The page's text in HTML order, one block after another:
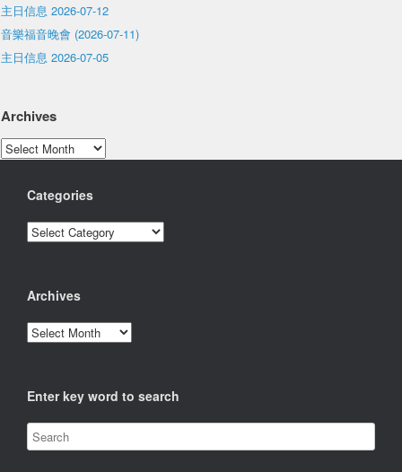
主日信息 2026-07-12
音樂福音晚會 (2026-07-11)
主日信息 2026-07-05
Archives
Archives
Categories
Categories
Archives
Archives
Enter key word to search